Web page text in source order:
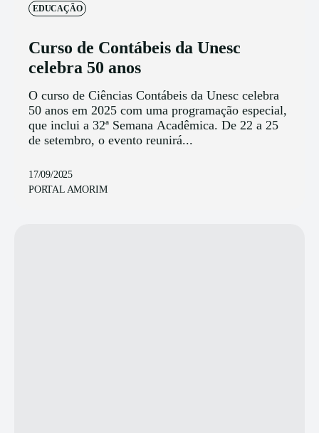
EDUCAÇÃO
Curso de Contábeis da Unesc
celebra 50 anos
O curso de Ciências Contábeis da Unesc celebra
50 anos em 2025 com uma programação especial,
que inclui a 32ª Semana Acadêmica. De 22 a 25
de setembro, o evento reunirá...
17/09/2025
PORTAL AMORIM